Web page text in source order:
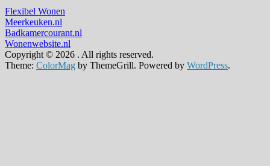
Flexibel Wonen
Meerkeuken.nl
Badkamercourant.nl
Wonenwebsite.nl
Copyright © 2026 . All rights reserved.
Theme: ColorMag by ThemeGrill. Powered by WordPress.